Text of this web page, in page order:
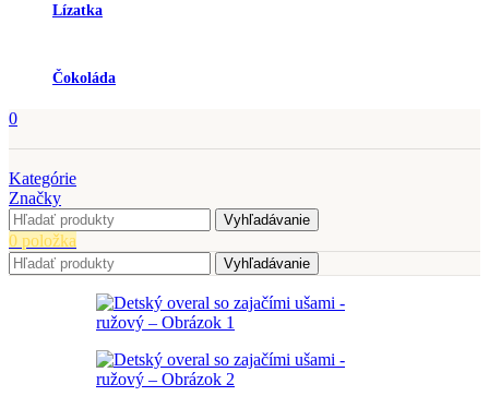
Lízatka
Čokoláda
0
Kategórie
Značky
Vyhľadávanie
0 položka
Vyhľadávanie